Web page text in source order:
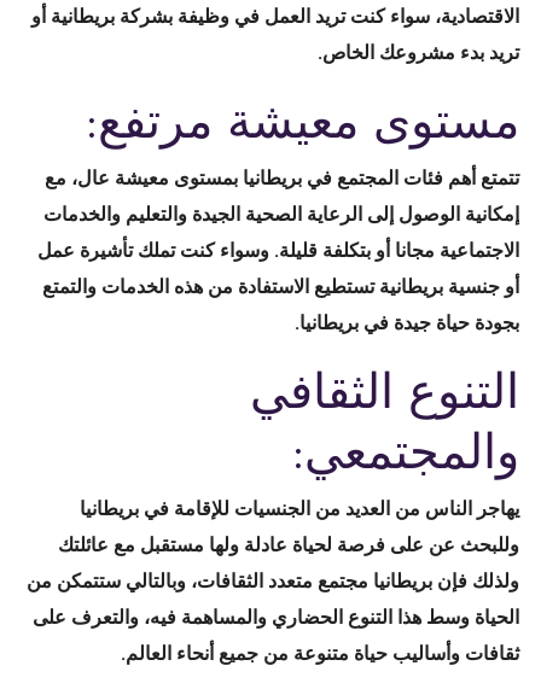
الاقتصادية، سواء كنت تريد العمل في وظيفة بشركة بريطانية أو
تريد بدء مشروعك الخاص.
مستوى معيشة مرتفع:
تتمتع أهم فئات المجتمع في بريطانيا بمستوى معيشة عال، مع
إمكانية الوصول إلى الرعاية الصحية الجيدة والتعليم والخدمات
الاجتماعية مجانا أو بتكلفة قليلة. وسواء كنت تملك تأشيرة عمل
أو جنسية بريطانية تستطيع الاستفادة من هذه الخدمات والتمتع
بجودة حياة جيدة في بريطانيا.
التنوع الثقافي
والمجتمعي:
يهاجر الناس من العديد من الجنسيات للإقامة في بريطانيا
وللبحث عن على فرصة لحياة عادلة ولها مستقبل مع عائلتك
ولذلك فإن بريطانيا مجتمع متعدد الثقافات، وبالتالي ستتمكن من
الحياة وسط هذا التنوع الحضاري والمساهمة فيه، والتعرف على
ثقافات وأساليب حياة متنوعة من جميع أنحاء العالم.